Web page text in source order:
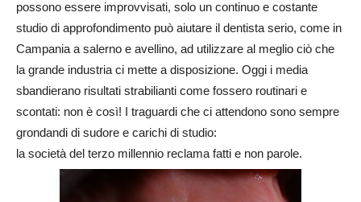
possono essere improvvisati, solo un continuo e costante
studio di approfondimento può aiutare il dentista serio, come in
Campania a salerno e avellino, ad utilizzare al meglio ciò che
la grande industria ci mette a disposizione. Oggi i media
sbandierano risultati strabilianti come fossero routinari e
scontati: non è così! I traguardi che ci attendono sono sempre
grondandi di sudore e carichi di studio:
la società del terzo millennio reclama fatti e non parole.